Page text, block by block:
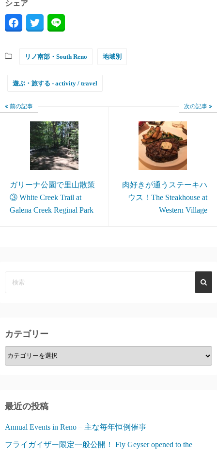
シェア
リノ南部・South Reno 地域別
遊ぶ・旅する - activity / travel
前の記事
ガリーナ公園で里山散策
③ White Creek Trail at
Galena Creek Reginal Park
次の記事
肉好きが通うステーキハ
ウス！The Steakhouse at
Western Village
カテゴリー
カ
テ
ー
最近の投稿
Annual Events in Reno – 主な毎年恒例催事
フライガイザー限定一般公開！ Fly Geyser opened to the